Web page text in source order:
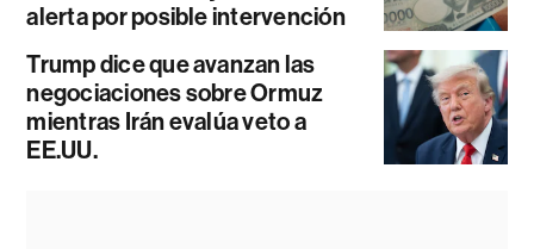
alerta por posible intervención
Trump dice que avanzan las
negociaciones sobre Ormuz
mientras Irán evalúa veto a
EE.UU.